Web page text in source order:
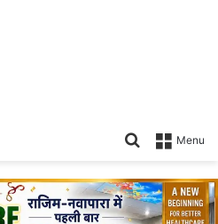
Menu
Search